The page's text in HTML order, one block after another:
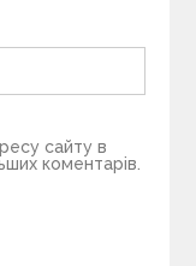
сайту в
коментарів.